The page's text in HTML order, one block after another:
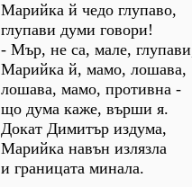
Марийка й чедо глупаво,
глупави думи говори!
- Мър, не са, мале,
Марийка й, мамо, лошава,
лошава, мамо, противна -
що дума каже, върши я.
Докат Димитър издума,
Марийка навън излязла
и границата минала.